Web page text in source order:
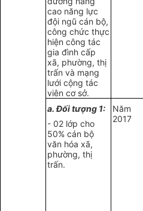
cao năng lực
đội ngũ cán bộ,
công chức thực
hiện công tác
gia đình cấp
xã, phường, thị
trấn và mạng
lưới cộng tác
viên cơ sở.
a. Đối tượng 1:
- 02 lớp cho
50% cán bộ
văn hóa xã,
phường, thị
trấn.
Năm
2017